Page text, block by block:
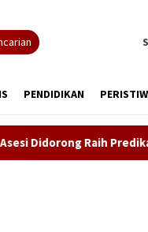
PENDIDIKAN
Kompeten